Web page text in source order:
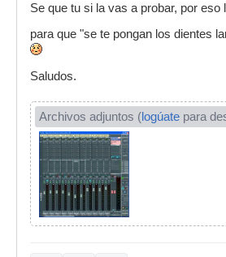
Se que tu si la vas a probar, por eso
para que "se te pongan los dientes
Saludos.
Archivos adjuntos (logúate para